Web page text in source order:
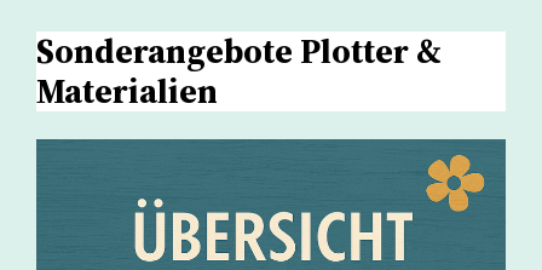
Sonderangebote Plotter &
Materialien